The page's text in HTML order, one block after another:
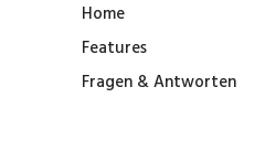
Home
Features
Fragen & Antworten